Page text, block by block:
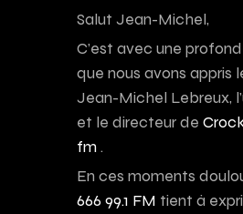
Salut Jean-Michel,
C’est avec une
que nous avons appris
Jean-Michel Lebreux,
et le directeur de
fm.
En ces moments
666 99.1 FM tient à